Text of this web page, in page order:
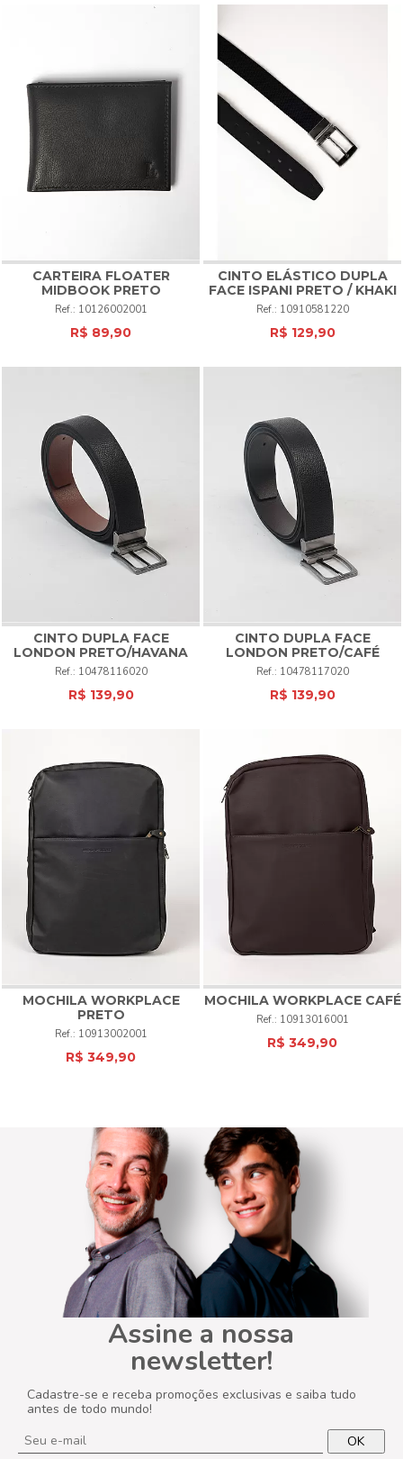
CARTEIRA FLOATER
MIDBOOK PRETO
10126002001
R$ 89,90
CINTO ELÁSTICO DUPLA
FACE ISPANI PRETO / KHAKI
10910581220
R$ 129,90
CINTO DUPLA FACE
LONDON PRETO/HAVANA
10478116020
R$ 139,90
CINTO DUPLA FACE
LONDON PRETO/CAFÉ
10478117020
R$ 139,90
MOCHILA WORKPLACE
PRETO
10913002001
R$ 349,90
MOCHILA WORKPLACE CAFÉ
10913016001
R$ 349,90
Assine a nossa
newsletter!
Cadastre-se e receba promoções exclusivas e saiba tudo
antes de todo mundo!
OK